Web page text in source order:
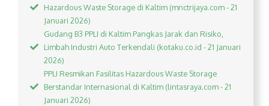
Hazardous Waste Storage di Kaltim (mnctrijaya.com - 21
Januari 2026)
Gudang B3 PPLI di Kaltim Pangkas Jarak dan Risiko,
Limbah Industri Auto Terkendali (kotaku.co.id - 21 Januari
2026)
PPLI Resmikan Fasilitas Hazardous Waste Storage
Berstandar Internasional di Kaltim (lintasraya.com - 21
Januari 2026)